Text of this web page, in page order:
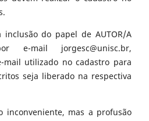
do papel de AUTOR/A
e-mail jorgesc@unisc.br,
utilizado no cadastro para
seja liberado na respectiva
inconveniente, mas a profusão